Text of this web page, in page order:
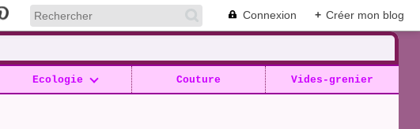
Connexion + Créer mon blog
Ecologie Couture Vides-grenier